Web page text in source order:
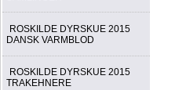
ROSKILDE DYRSKUE 2015
DANSK VARMBLOD
ROSKILDE DYRSKUE 2015
TRAKEHNERE